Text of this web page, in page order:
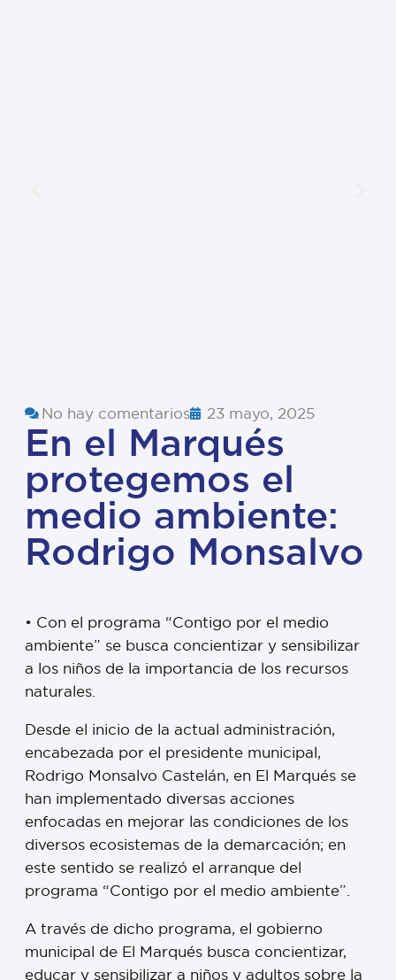
No hay comentarios 23 mayo, 2025
En el Marqués
protegemos el
medio ambiente:
Rodrigo Monsalvo
•⁠ ⁠Con el programa “Contigo por el medio
ambiente” se busca concientizar y sensibilizar
a los niños de la importancia de los recursos
naturales.
Desde el inicio de la actual administración,
encabezada por el presidente municipal,
Rodrigo Monsalvo Castelán, en El Marqués se
han implementado diversas acciones
enfocadas en mejorar las condiciones de los
diversos ecosistemas de la demarcación; en
este sentido se realizó el arranque del
programa “Contigo por el medio ambiente”.
A través de dicho programa, el gobierno
municipal de El Marqués busca concientizar,
educar y sensibilizar a niños y adultos sobre la